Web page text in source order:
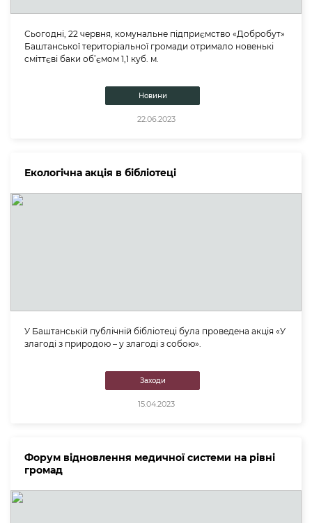
Сьогодні, 22 червня, комунальне підприємство «Добробут»
Баштанської територіальної громади отримало новенькі
сміттєві баки об’ємом 1,1 куб. м.
Новини
22.06.2023
Екологічна акція в бібліотеці
У Баштанській публічній бібліотеці була проведена акція «У
злагоді з природою – у злагоді з собою».
Заходи
15.04.2023
Форум відновлення медичної системи на рівні
громад